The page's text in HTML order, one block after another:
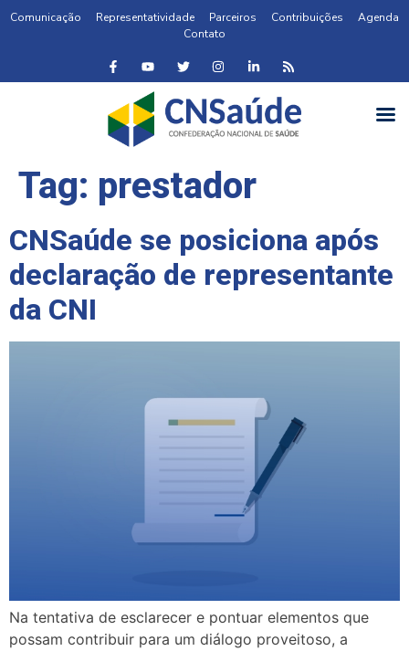
Comunicação Representatividade Parceiros Contribuições
Agenda
Contato
Tag: prestador
CNSaúde se posiciona após
declaração de representante
da CNI
Na tentativa de esclarecer e pontuar elementos que
possam contribuir para um diálogo proveitoso, a